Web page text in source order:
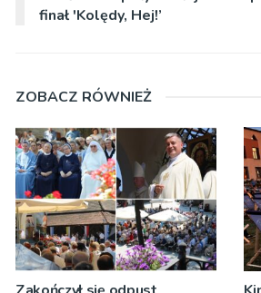
finał 'Kolędy, Hej!’
ZOBACZ RÓWNIEŻ